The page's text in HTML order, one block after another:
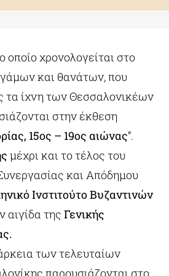
χρονολογείται στο
και θανάτων, που
τα ίχνη των Θεσσαλονικέων
στην έκθεση
15ος – 19ος αιώνας”.
μέχρι και το τέλος του
και Απόδημου
Ινστιτούτο Βυζαντινών
αιγίδα της Γενικής
των τελευταίων
παρουσιάζονται στο